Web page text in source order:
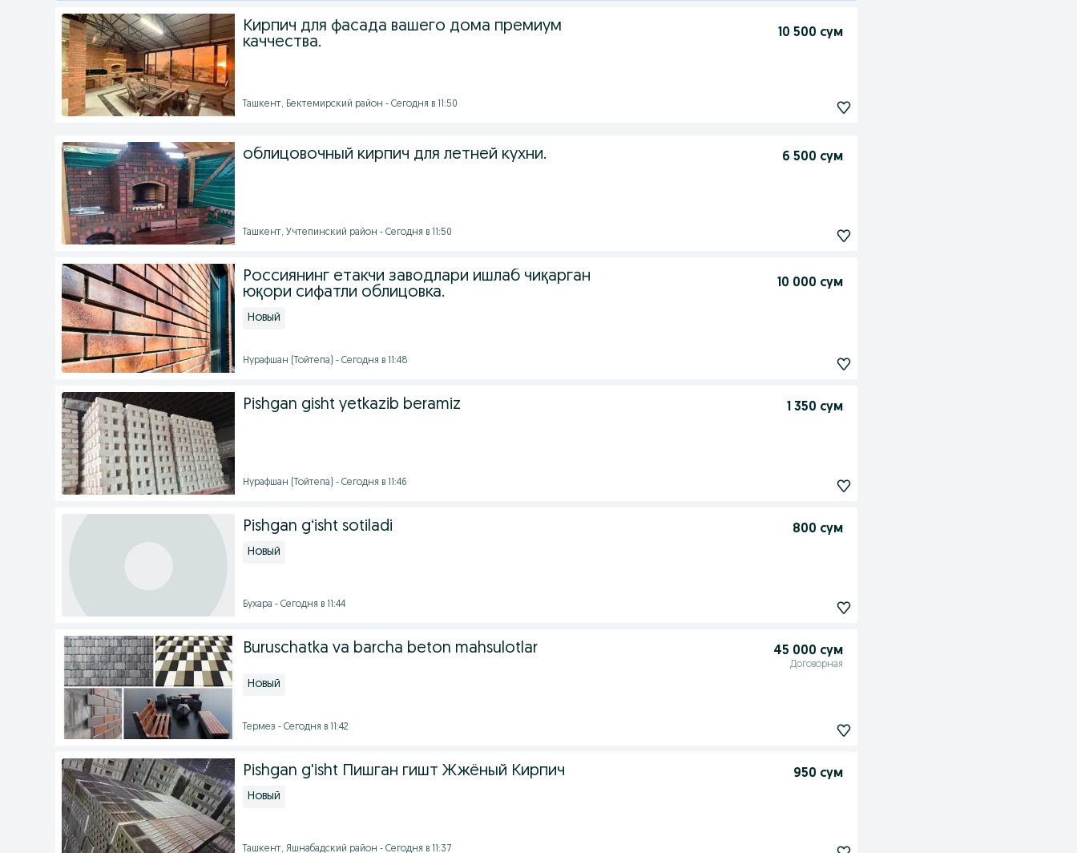
Кирпич для фасада вашего дома премиум
каччества.
10 500 сум
Ташкент, Бектемирский район - Сегодня в 11:50
облицовочный кирпич для летней кухни. 6 500 сум
Ташкент, Учтепинский район - Сегодня в 11:50
Россиянинг етакчи заводлари ишлаб чиқарган
юқори сифатли облицовка.
10 000 сум
Новый
Нурафшан (Тойтепа) - Сегодня в 11:48
Pishgan gisht yetkazib beramiz 1 350 сум
Нурафшан (Тойтепа) - Сегодня в 11:46
Pishgan gʻisht sotiladi 800 сум
Новый
Бухара - Сегодня в 11:44
Buruschatka va barcha beton mahsulotlar 45 000 сум
Договорная
Новый
Термез - Сегодня в 11:42
Pishgan g'isht Пишган гишт Жжёный Кирпич 950 сум
Новый
Ташкент, Яшнабадский район - Сегодня в 11:37